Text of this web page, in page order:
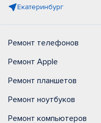
Екатеринбург
Ремонт телефонов
Ремонт Apple
Ремонт планшетов
Ремонт ноутбуков
Ремонт компьютеров